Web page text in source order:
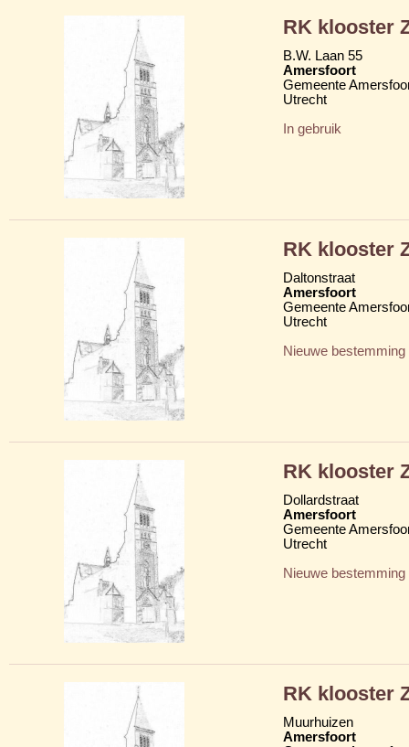
RK klooster
B.W. Laan 55
Amersfoort
Gemeente
Utrecht
In gebruik
RK klooster
Daltonstraat
Amersfoort
Gemeente
Utrecht
Nieuwe bestemming
RK klooster
Dollardstraat
Amersfoort
Gemeente
Utrecht
Nieuwe bestemming
RK klooster
Muurhuizen
Amersfoort